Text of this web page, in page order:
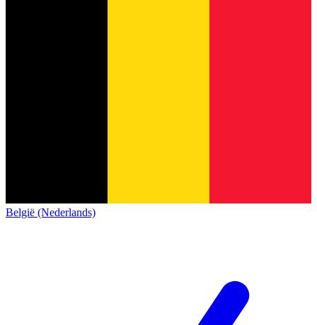
België (Nederlands)